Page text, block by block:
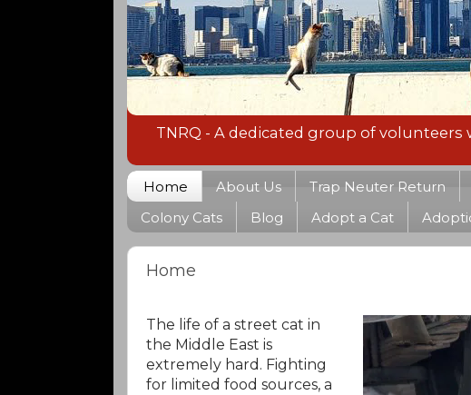
TNRQ - A dedicated group of
Home About Us Trap Neuter Return
Colony Cats
Blog Adopt a Cat
Home
The life of a street cat in
the Middle East is
extremely hard. Fighting
for limited food sources, a